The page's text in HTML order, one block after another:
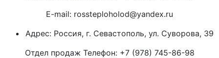
E-mail: rossteploholod@yandex.ru
Адрес: Россия, г. Севастополь, ул. Суворова, 39
Отдел продаж Телефон: +7 (978) 745-86-98